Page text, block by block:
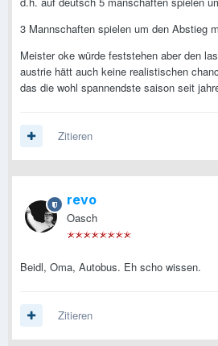
3 Mannschaften spielen um den Abstieg
Meister oke würde feststehen aber den
austrie hätt auch keine realistischen
das die wohl spannendste saison seit
Zitieren
revo
Oasch
Beidl, Oma, Autobus. Eh scho wissen.
Zitieren